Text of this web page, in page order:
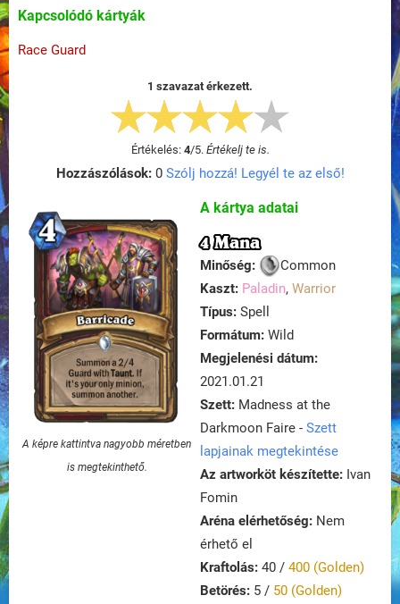
Kapcsolódó kártyák
Race Guard
1 szavazat érkezett.
Értékelés: 4/5. Értékelj te is.
Hozzászólások:0 Szólj hozzá! Legyél te az első!
A képre kattintva nagyobb méretben
is megtekinthető.
A kártya adatai
4 Mana
Minőség:
Common
Kaszt: Paladin, Warrior
Típus: Spell
Formátum: Wild
Megjelenési dátum:
2021.01.21
Szett: Madness at the
Darkmoon Faire - Szett
lapjainak megtekintése
Az artworköt készítette: Ivan
Fomin
Aréna elérhetőség: Nem
érhető el
Kraftolás: 40 / 400 (Golden)
Betörés: 5 / 50 (Golden)